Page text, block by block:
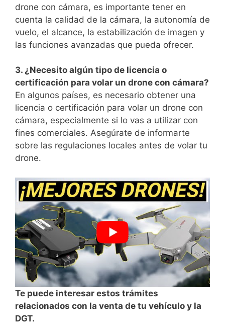
drone⁢ con ⁣cámara, es importante tener en
cuenta la calidad de la cámara, la autonomía de
vuelo, el alcance, la estabilización de imagen y
las funciones⁤ avanzadas que pueda ofrecer.
3. ¿Necesito algún tipo de licencia o
certificación para volar un drone con cámara?
En algunos países, es necesario obtener‍ una
licencia o ‍certificación para volar‍ un drone con
cámara, especialmente si‌ lo vas‌ a ⁣utilizar con
fines comerciales. ⁣Asegúrate de informarte
sobre​ las regulaciones locales ‍antes de volar tu
drone.
Te puede interesar estos trámites
relacionados con la venta de tu vehículo y la
DGT.